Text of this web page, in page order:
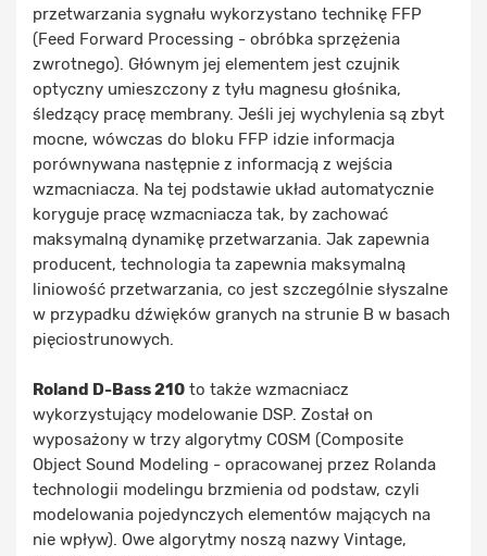
przetwarzania sygnału wykorzystano technikę FFP
(Feed Forward Processing - obróbka sprzężenia
zwrotnego). Głównym jej elementem jest czujnik
optyczny umieszczony z tyłu magnesu głośnika,
śledzący pracę membrany. Jeśli jej wychylenia są zbyt
mocne, wówczas do bloku FFP idzie informacja
porównywana następnie z informacją z wejścia
wzmacniacza. Na tej podstawie układ automatycznie
koryguje pracę wzmacniacza tak, by zachować
maksymalną dynamikę przetwarzania. Jak zapewnia
producent, technologia ta zapewnia maksymalną
liniowość przetwarzania, co jest szczególnie słyszalne
w przypadku dźwięków granych na strunie B w basach
pięciostrunowych.
Roland D-Bass 210 to także wzmacniacz
wykorzystujący modelowanie DSP. Został on
wyposażony w trzy algorytmy COSM (Composite
Object Sound Modeling - opracowanej przez Rolanda
technologii modelingu brzmienia od podstaw, czyli
modelowania pojedynczych elementów mających na
nie wpływ). Owe algorytmy noszą nazwy Vintage,